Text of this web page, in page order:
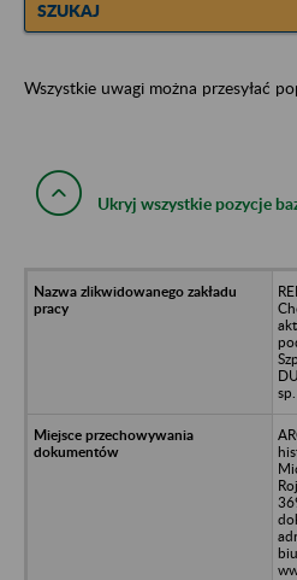
SZUKAJ
Wszystkie uwagi można przesyłać
Ukryj wszystkie pozycje